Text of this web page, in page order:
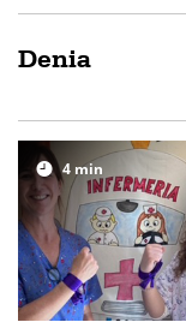
Denia
4 min